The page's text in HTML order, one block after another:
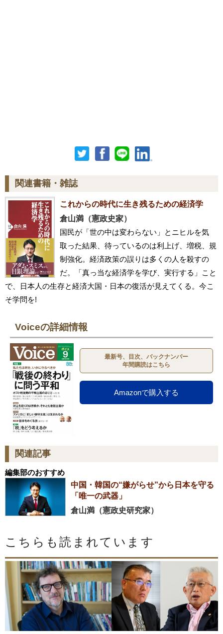
関連書籍・雑誌
これからの時代に生き残るための経済学
倉山満（憲政史家）
国民が「世の中は変わらない」とニヒルを気
取った結果、待っているのは利上げ、増税、規
制強化。経済政策の誤りは多くの人を殺すの
だ。「真っ当な経済学を学び、実行する」こと
で、日本人の生存と経済大国・日本の復活が見えてくる。今こ
そ学問を!
Voiceの詳細情報
最新号、目次、バックナンバー
年間購読はこちら
Amazonで購入する
関連記事
編集部のおすすめ
中国・韓国の“嫌がらせ”から日本を守る
「唯一の武器」
倉山満（憲政史研究家）
こちらも読まれています